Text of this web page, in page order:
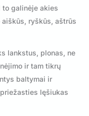
galinėje akies
ryškūs, aštrūs
lankstus, plonas, ne
ir tam tikrų
baltymai ir
lęšiukas